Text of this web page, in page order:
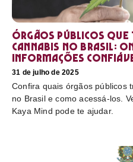
Órgãos públicos
cannabis no Brasil:
informações
31 de julho de 2025
Confira quais órgãos públicos
no Brasil e como acessá-los.
Kaya Mind pode te ajudar.